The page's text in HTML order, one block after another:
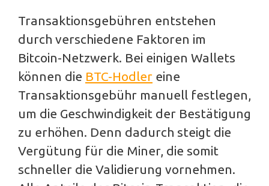
Transaktionsgebühren entstehen
durch verschiedene Faktoren im
Bitcoin-Netzwerk. Bei einigen Wallets
können die BTC-Hodler eine
Transaktionsgebühr manuell festlegen,
um die Geschwindigkeit der Bestätigung
zu erhöhen. Denn dadurch steigt die
Vergütung für die Miner, die somit
schneller die Validierung vornehmen.